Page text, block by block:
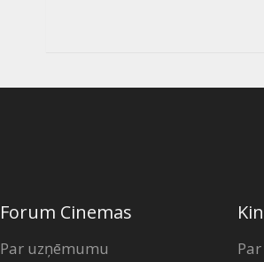
Forum Cinemas
Par uzņēmumu